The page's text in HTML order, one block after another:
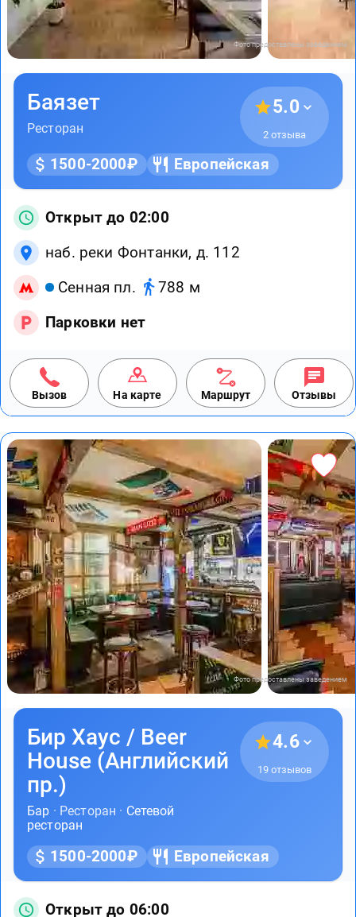
Фото предоставлены заведением
Баязет
Ресторан
5.0
2 отзыва
1500-2000₽ Европейская
Открыт до 02:00
наб. реки Фонтанки, д. 112
Сенная пл.
788 м
Парковки нет
Вызов На карте Маршрут Отзывы
Фото предоставлены заведением
Бир Хаус / Beer
House (Английский
пр.)
Бар · Ресторан · Сетевой
ресторан
4.6
19 отзывов
1500-2000₽ Европейская
Открыт до 06:00